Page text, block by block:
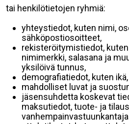
tai henkilötietojen ryhmiä:
yhteystiedot, kuten nimi,
sähköpostiosoitteet,
rekisteröitymistiedot,
nimimerkki, salasana ja
yksilöivä tunnus,
demografiatiedot, kuten
mahdolliset luvat ja
jäsensuhdetta koskevat
maksutiedot, tuote- ja